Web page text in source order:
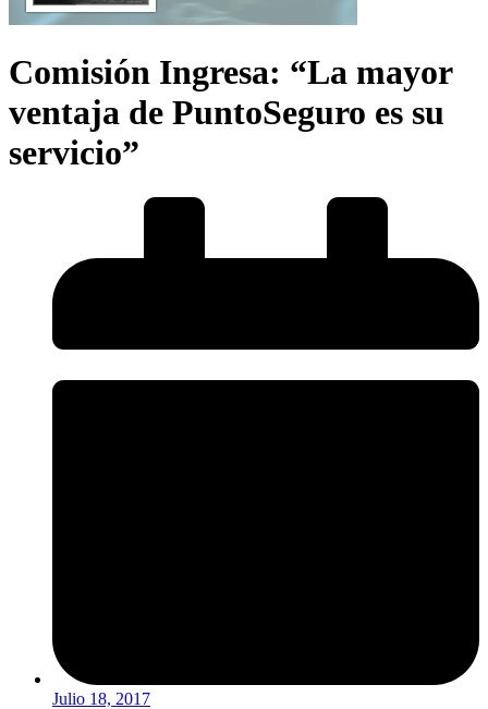
Comisión Ingresa: “La mayor
ventaja de PuntoSeguro es su
servicio”
Julio 18, 2017